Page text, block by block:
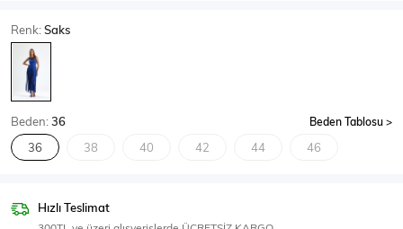
Body
SPOR GİYİM
Renk:Saks
Beden:36 Beden Tablosu
36 38 40 42 44 46
Hızlı Teslimat